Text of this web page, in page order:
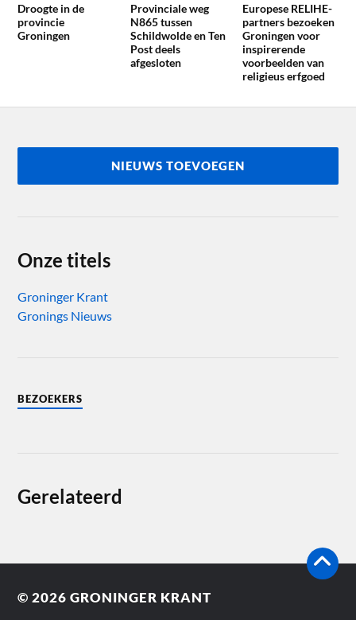
Droogte in de
provincie
Groningen
Provinciale weg
N865 tussen
Schildwolde en Ten
Post deels
afgesloten
Europese RELIHE-
partners bezoeken
Groningen voor
inspirerende
voorbeelden van
religieus erfgoed
NIEUWS TOEVOEGEN
Onze titels
Groninger Krant
Gronings Nieuws
BEZOEKERS
Gerelateerd
© 2026GRONINGER KRANT